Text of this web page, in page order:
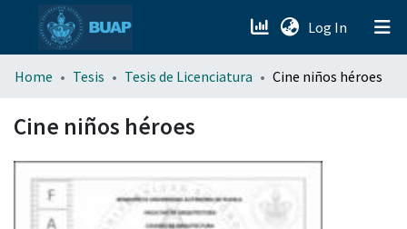
Log In (current)
menu.section.about_menu
All of DSpace
Home Tesis Tesis de Licenciatura Cine niños héroes
Cine niños héroes